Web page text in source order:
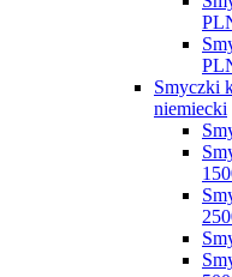
Smyczki
niemiecki